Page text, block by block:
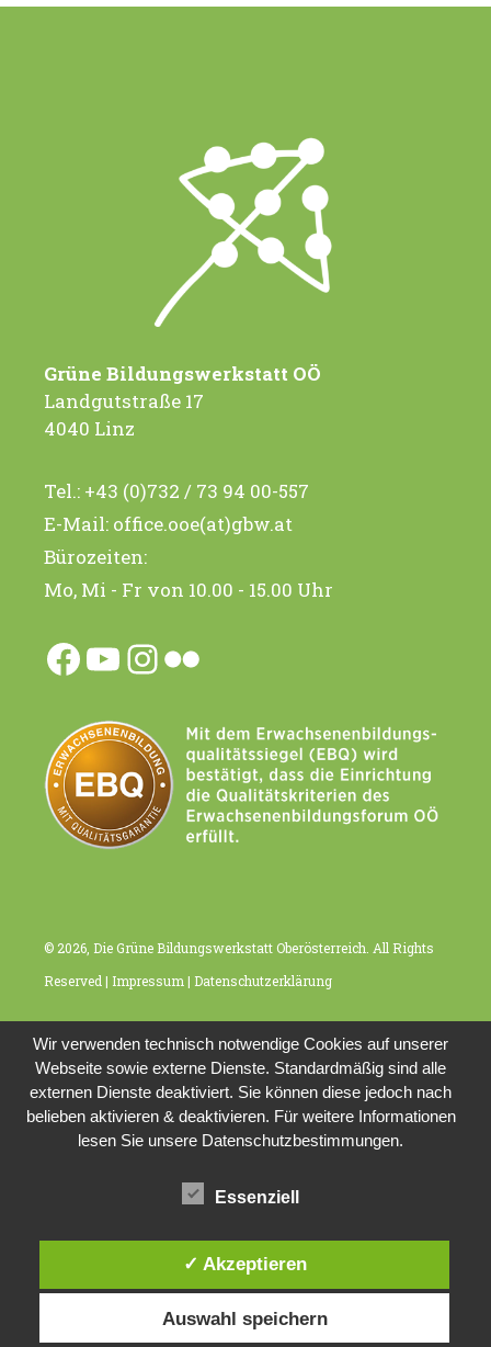
Grüne Bildungswerkstatt OÖ
Landgutstraße 17
4040 Linz
Tel.: +43 (0)732 / 73 94 00-557
E-Mail: office.ooe(at)gbw.at
Bürozeiten:
Mo, Mi - Fr von 10.00 - 15.00 Uhr
Facebook
YouTube
Instagram
Flickr
© 2026, Die Grüne Bildungswerkstatt Oberösterreich. All Rights
Reserved | Impressum | Datenschutzerklärung
Wir verwenden technisch notwendige Cookies auf unserer
Webseite sowie externe Dienste. Standardmäßig sind alle
externen Dienste deaktiviert. Sie können diese jedoch nach
belieben aktivieren & deaktivieren. Für weitere Informationen
lesen Sie unsere Datenschutzbestimmungen.
Essenziell
✓ Akzeptieren
Auswahl speichern